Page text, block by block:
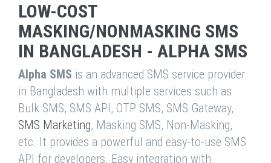
LOW-COST
MASKING/NONMASKING SMS
IN BANGLADESH - ALPHA SMS
Alpha SMS is an advanced SMS service provider
in Bangladesh with multiple services such as
Bulk SMS, SMS API, OTP SMS, SMS Gateway,
SMS Marketing, Masking SMS, Non-Masking,
etc. It provides a powerful and easy-to-use SMS
API for developers. Easy integration with